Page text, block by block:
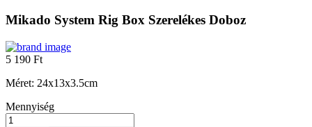
Mikado System Rig Box Szerelékes Doboz
5 190 Ft
Méret: 24x13x3.5cm
Mennyiség